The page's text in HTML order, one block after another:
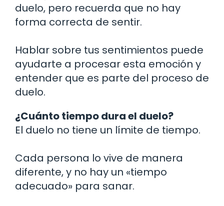
duelo, pero recuerda que no hay
forma correcta de sentir.
Hablar sobre tus sentimientos puede
ayudarte a procesar esta emoción y
entender que es parte del proceso de
duelo.
¿Cuánto tiempo dura el duelo?
El duelo no tiene un límite de tiempo.
Cada persona lo vive de manera
diferente, y no hay un «tiempo
adecuado» para sanar.